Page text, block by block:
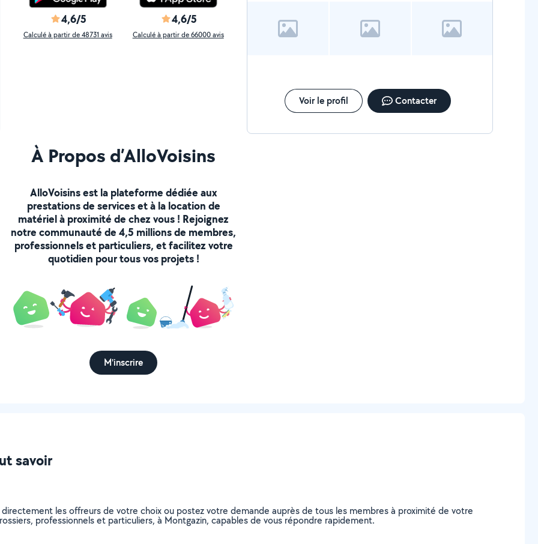
4,6/5
Calculé à partir de 48731 avis
4,6/5
Calculé à partir de 66000 avis
Voir le profil Contacter
À Propos d’AlloVoisins
AlloVoisins est la plateforme dédiée aux
prestations de services et à la location de
matériel à proximité de chez vous ! Rejoignez
notre communauté de 4,5 millions de membres,
professionnels et particuliers, et facilitez votre
quotidien pour tous vos projets !
M'inscrire
savoir
directement les offreurs de votre choix ou postez votre demande auprès de tous les membres à proximité de votre
professionnels et particuliers, à Montgazin, capables de vous répondre rapidement.